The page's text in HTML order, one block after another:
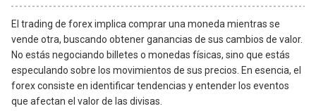
El trading de forex implica comprar una moneda mientras se
vende otra, buscando obtener ganancias de sus cambios de valor.
No estás negociando billetes o monedas físicas, sino que estás
especulando sobre los movimientos de sus precios. En esencia, el
forex consiste en identificar tendencias y entender los eventos
que afectan el valor de las divisas.